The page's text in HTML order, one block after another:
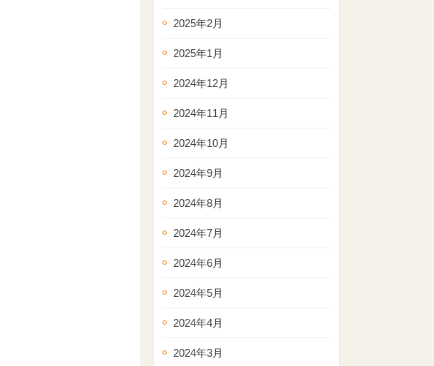
2025年2月
2025年1月
2024年12月
2024年11月
2024年10月
2024年9月
2024年8月
2024年7月
2024年6月
2024年5月
2024年4月
2024年3月